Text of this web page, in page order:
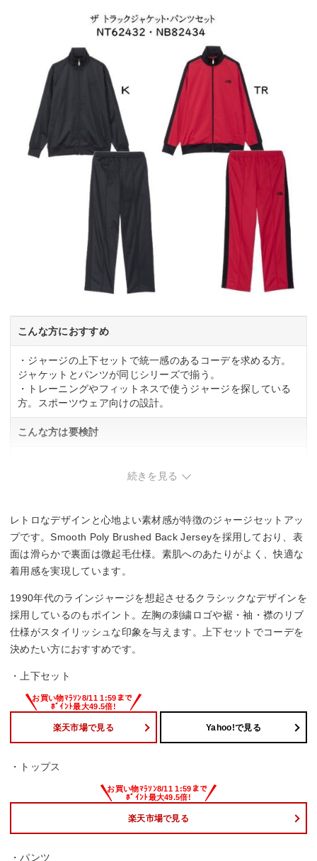
こんな方におすすめ
・ジャージの上下セットで統一感のあるコーデを求める方。
ジャケットとパンツが同じシリーズで揃う。
・トレーニングやフィットネスで使うジャージを探している
方。スポーツウェア向けの設計。
こんな方は要検討
ット販売のため、サイズ調整の融通が利かない。
続きを見る
レトロなデザインと心地よい素材感が特徴のジャージセットアッ
プです。Smooth Poly Brushed Back Jerseyを採用しており、表
面は滑らかで裏面は微起毛仕様。素肌へのあたりがよく、快適な
着用感を実現しています。
1990年代のラインジャージを想起させるクラシックなデザインを
採用しているのもポイント。左胸の刺繍ロゴや裾・袖・襟のリブ
仕様がスタイリッシュな印象を与えます。上下セットでコーデを
決めたい方におすすめです。
・上下セット
楽天市場で見る Yahoo!で見る
・トップス
楽天市場で見る
・パンツ